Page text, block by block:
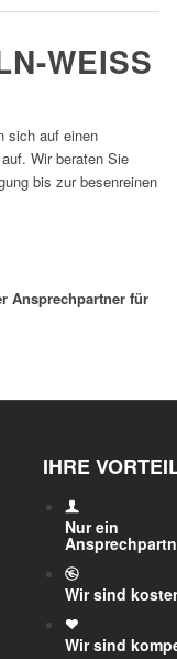
WEISS A
sich auf einen
Wir beraten Sie
bis zur besenreinen
Ansprechpartner für
IHRE
Nur ein
Wir sind
Wir sind